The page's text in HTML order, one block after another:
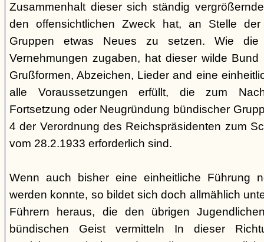
Zusammenhalt dieser sich ständig
den offensichtlichen Zweck hat, an Stelle der
Gruppen etwas Neues zu setzen. Wie die
Vernehmungen zugaben, hat dieser wilde
Grußformen, Abzeichen, Lieder and eine
alle Voraussetzungen erfüllt, die zum
Fortsetzung oder Neugründung bündischer
4 der Verordnung des Reichspräsidenten zum
vom 28.2.1933 erforderlich sind.
Wenn auch bisher eine einheitliche Führung
werden konnte, so bildet sich doch allmählich
Führern heraus, die den übrigen
bündischen Geist vermitteln In dieser